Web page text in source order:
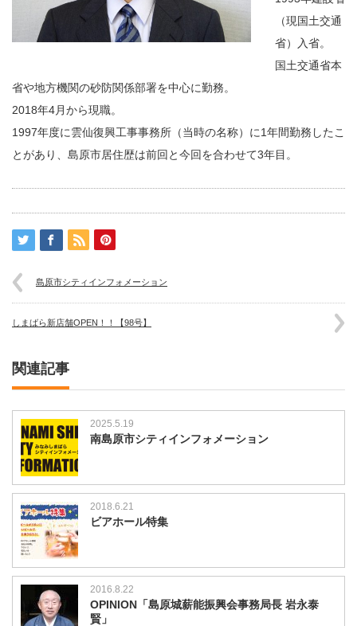
（現国土交通
省）入省。
国土交通省本
省や地方機関の砂防関係部署を中心に勤務。
2018年4月から現職。
1997年度に雲仙復興工事事務所（当時の名称）に1年間勤務したこ
とがあり、島原市居住歴は前回と今回を合わせて3年目。
島原市シティインフォメーション
しまばら新店舗OPEN！！【98号】
関連記事
2025.5.19
南島原市シティインフォメーション
2018.6.21
ビアホール特集
2016.8.22
OPINION「島原城薪能振興会事務局長 岩永泰
賢」